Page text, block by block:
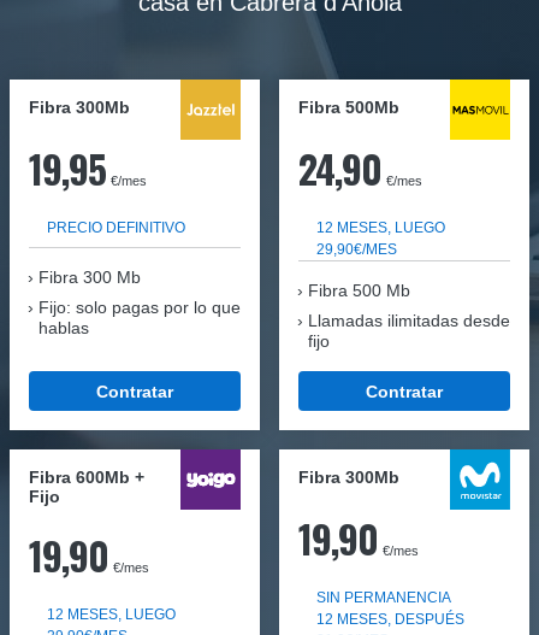
Fibra 300Mb
19,95 €/mes
PRECIO DEFINITIVO
Fibra 300 Mb
Fijo: solo pagas por lo que
hablas
Contratar
Fibra 500Mb
24,90 €/mes
12 MESES, LUEGO
29,90€/MES
Fibra 500 Mb
Llamadas ilimitadas desde
fijo
Contratar
Fibra 600Mb +
Fijo
19,90 €/mes
12 MESES, LUEGO
Fibra 300Mb
19,90 €/mes
SIN PERMANENCIA
12 MESES, DESPUÉS